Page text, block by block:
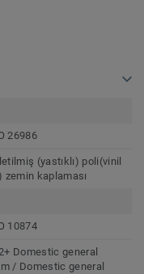
26986
(yastıklı) poli(vinil
zemin kaplaması
10874
Domestic general
/ Domestic general